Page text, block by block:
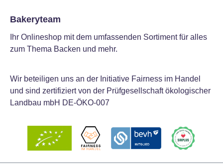
Bakeryteam
Ihr Onlineshop mit dem umfassenden Sortiment für alles
zum Thema Backen und mehr.
Wir beteiligen uns an der Initiative Fairness im Handel
und sind zertifiziert von der Prüfgesellschaft ökologischer
Landbau mbH DE-ÖKO-007